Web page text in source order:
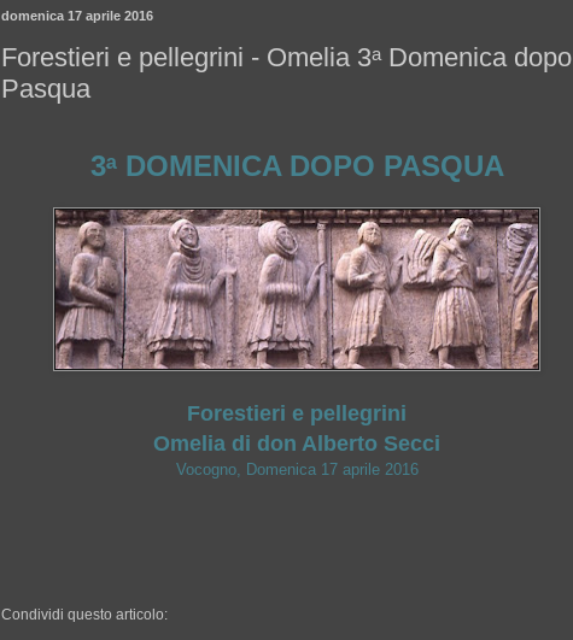
domenica 17 aprile 2016
Forestieri e pellegrini - Omelia 3ᵃ Domenica dopo
Pasqua
3ᵃ DOMENICA DOPO PASQUA
Forestieri e pellegrini
Omelia di don Alberto Secci
Vocogno, Domenica 17 aprile 2016
Condividi questo articolo: